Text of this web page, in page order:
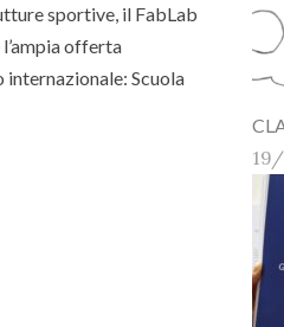
sportive, il FabLab
offerta
Scuola